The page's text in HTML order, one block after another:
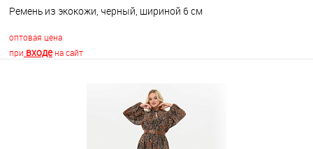
Ремень из экокожи, черный, шириной 6 см
оптовая цена
при входена сайт
В корзину